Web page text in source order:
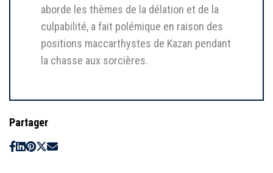
aborde les thèmes de la délation et de la
culpabilité, a fait polémique en raison des
positions maccarthystes de Kazan pendant
la chasse aux sorcières.
Partager